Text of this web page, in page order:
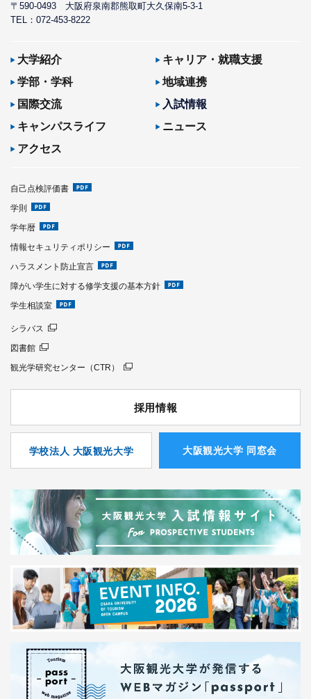
〒590-0493 大阪府泉南郡熊取町大久保南5-3-1
TEL：072-453-8222
大学紹介
キャリア・就職支援
学部・学科
地域連携
国際交流
入試情報
キャンパスライフ
ニュース
アクセス
自己点検評価書
学則
学年暦
情報セキュリティポリシー
ハラスメント防止宣言
障がい学生に対する修学支援の基本方針
学生相談室
シラバス
図書館
観光学研究センター（CTR）
採用情報
学校法人 大阪観光大学 ⼤阪観光⼤学 同窓会